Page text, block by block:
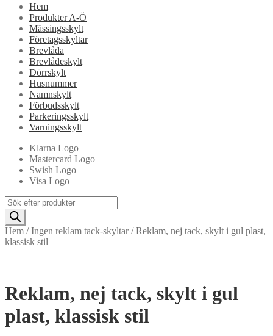
Hem
Produkter A-Ö
Mässingsskylt
Företagsskyltar
Brevlåda
Brevlådeskylt
Dörrskylt
Husnummer
Namnskylt
Förbudsskylt
Parkeringsskylt
Varningsskylt
Klarna Logo
Mastercard Logo
Swish Logo
Visa Logo
Products
search
Hem /Ingen reklam tack-skyltar/Reklam, nej tack, skylt i gul plast,
klassisk stil
Reklam, nej tack, skylt i gul
plast, klassisk stil